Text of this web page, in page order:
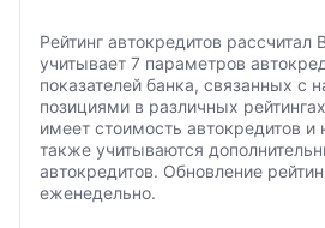
Рейтинг автокредитов
учитывает 7 параметров
показателей банка, связанных с
позициями в различных
имеет стоимость автокредитов и
также учитываются
автокредитов. Обновление
еженедельно.